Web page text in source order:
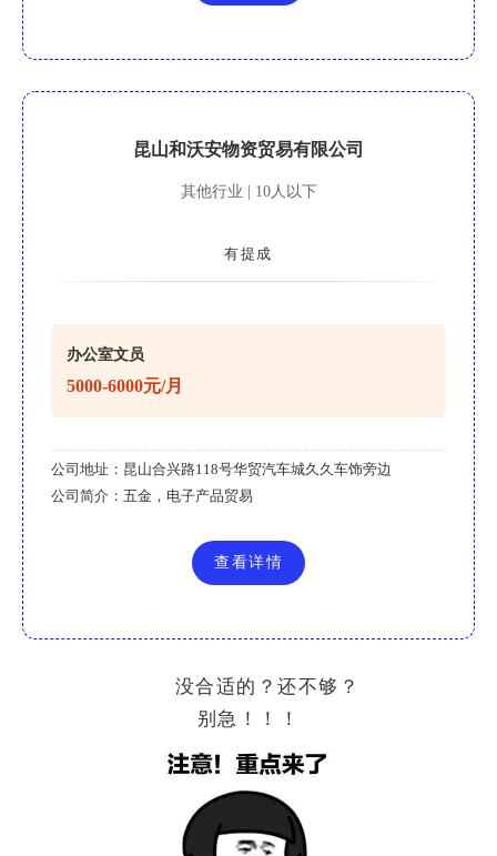
昆山和沃安物资贸易有限公司
其他行业 | 10人以下
有提成
办公室文员
5000-6000元/月
公司地址： 昆山合兴路118号华贸汽车城久久车饰旁边
公司简介： 五金，电子产品贸易
查看详情
没合适的？还不够？
别急！！！